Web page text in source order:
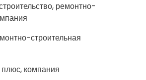
ремонтно-
строительная
компания